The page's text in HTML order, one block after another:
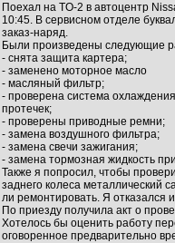
Поехал на TO-2 в автоцентр
10:45. В сервисном отделе
заказ-наряд.
Были произведены следующие
- снята защита картера;
- заменено моторное масло
- масляный фильтр;
- проверена система
протечек;
- проверены приводные ремни;
- замена воздушного фильтра;
- замена свечи зажигания;
- замена тормозная жидкость
Также я попросил, чтобы
заднего колеса металлический
ли ремонтировать. Я отказался
По приезду получила акт о
Хотелось бы оценить работу
оговоренное предварительно